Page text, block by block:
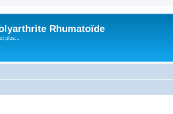
Rhumatoïde
plus...